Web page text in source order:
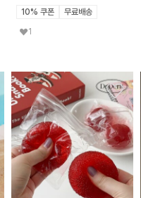
10% 쿠폰
무료배송
1